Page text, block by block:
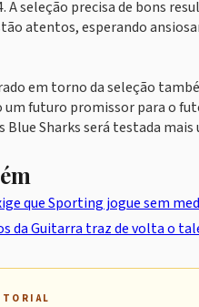
A seleção precisa de bons
atentos, esperando
em torno da seleção
futuro promissor para o
Sharks será testada mais
que Sporting jogue sem
da Guitarra traz de volta o